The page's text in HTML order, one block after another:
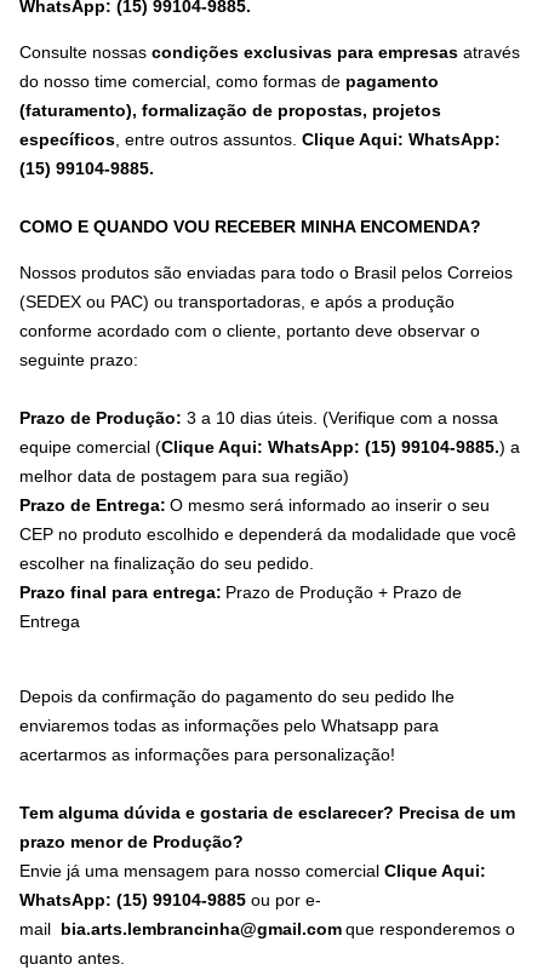
WhatsApp: (15) 99104-9885.
Consulte nossas condições exclusivas para empresas através
do nosso time comercial, como formas de pagamento
(faturamento), formalização de propostas, projetos
específicos , entre outros assuntos. Clique Aqui: WhatsApp:
(15) 99104-9885.
COMO E QUANDO VOU RECEBER MINHA ENCOMENDA?
Nossos produtos são enviadas para todo o Brasil pelos Correios
(SEDEX ou PAC) ou transportadoras, e após a produção
conforme acordado com o cliente, portanto deve observar o
seguinte prazo:
Prazo de Produção: 3 a 10 dias úteis. (Verifique com a nossa
equipe comercial (Clique Aqui: WhatsApp: (15) 99104-9885.) a
melhor data de postagem para sua região)
Prazo de Entrega: O mesmo será informado ao inserir o seu
CEP no produto escolhido e dependerá da modalidade que você
escolher na finalização do seu pedido.
Prazo final para entrega: Prazo de Produção + Prazo de
Entrega
Depois da confirmação do pagamento do seu pedido lhe
enviaremos todas as informações pelo Whatsapp para
acertarmos as informações para personalização!
Tem alguma dúvida e gostaria de esclarecer? Precisa de um
prazo menor de Produção?
Envie já uma mensagem para nosso comercial Clique Aqui:
WhatsApp: (15) 99104-9885 ou por e-
mail bia.arts.lembrancinha@gmail.comque responderemos o
quanto antes.